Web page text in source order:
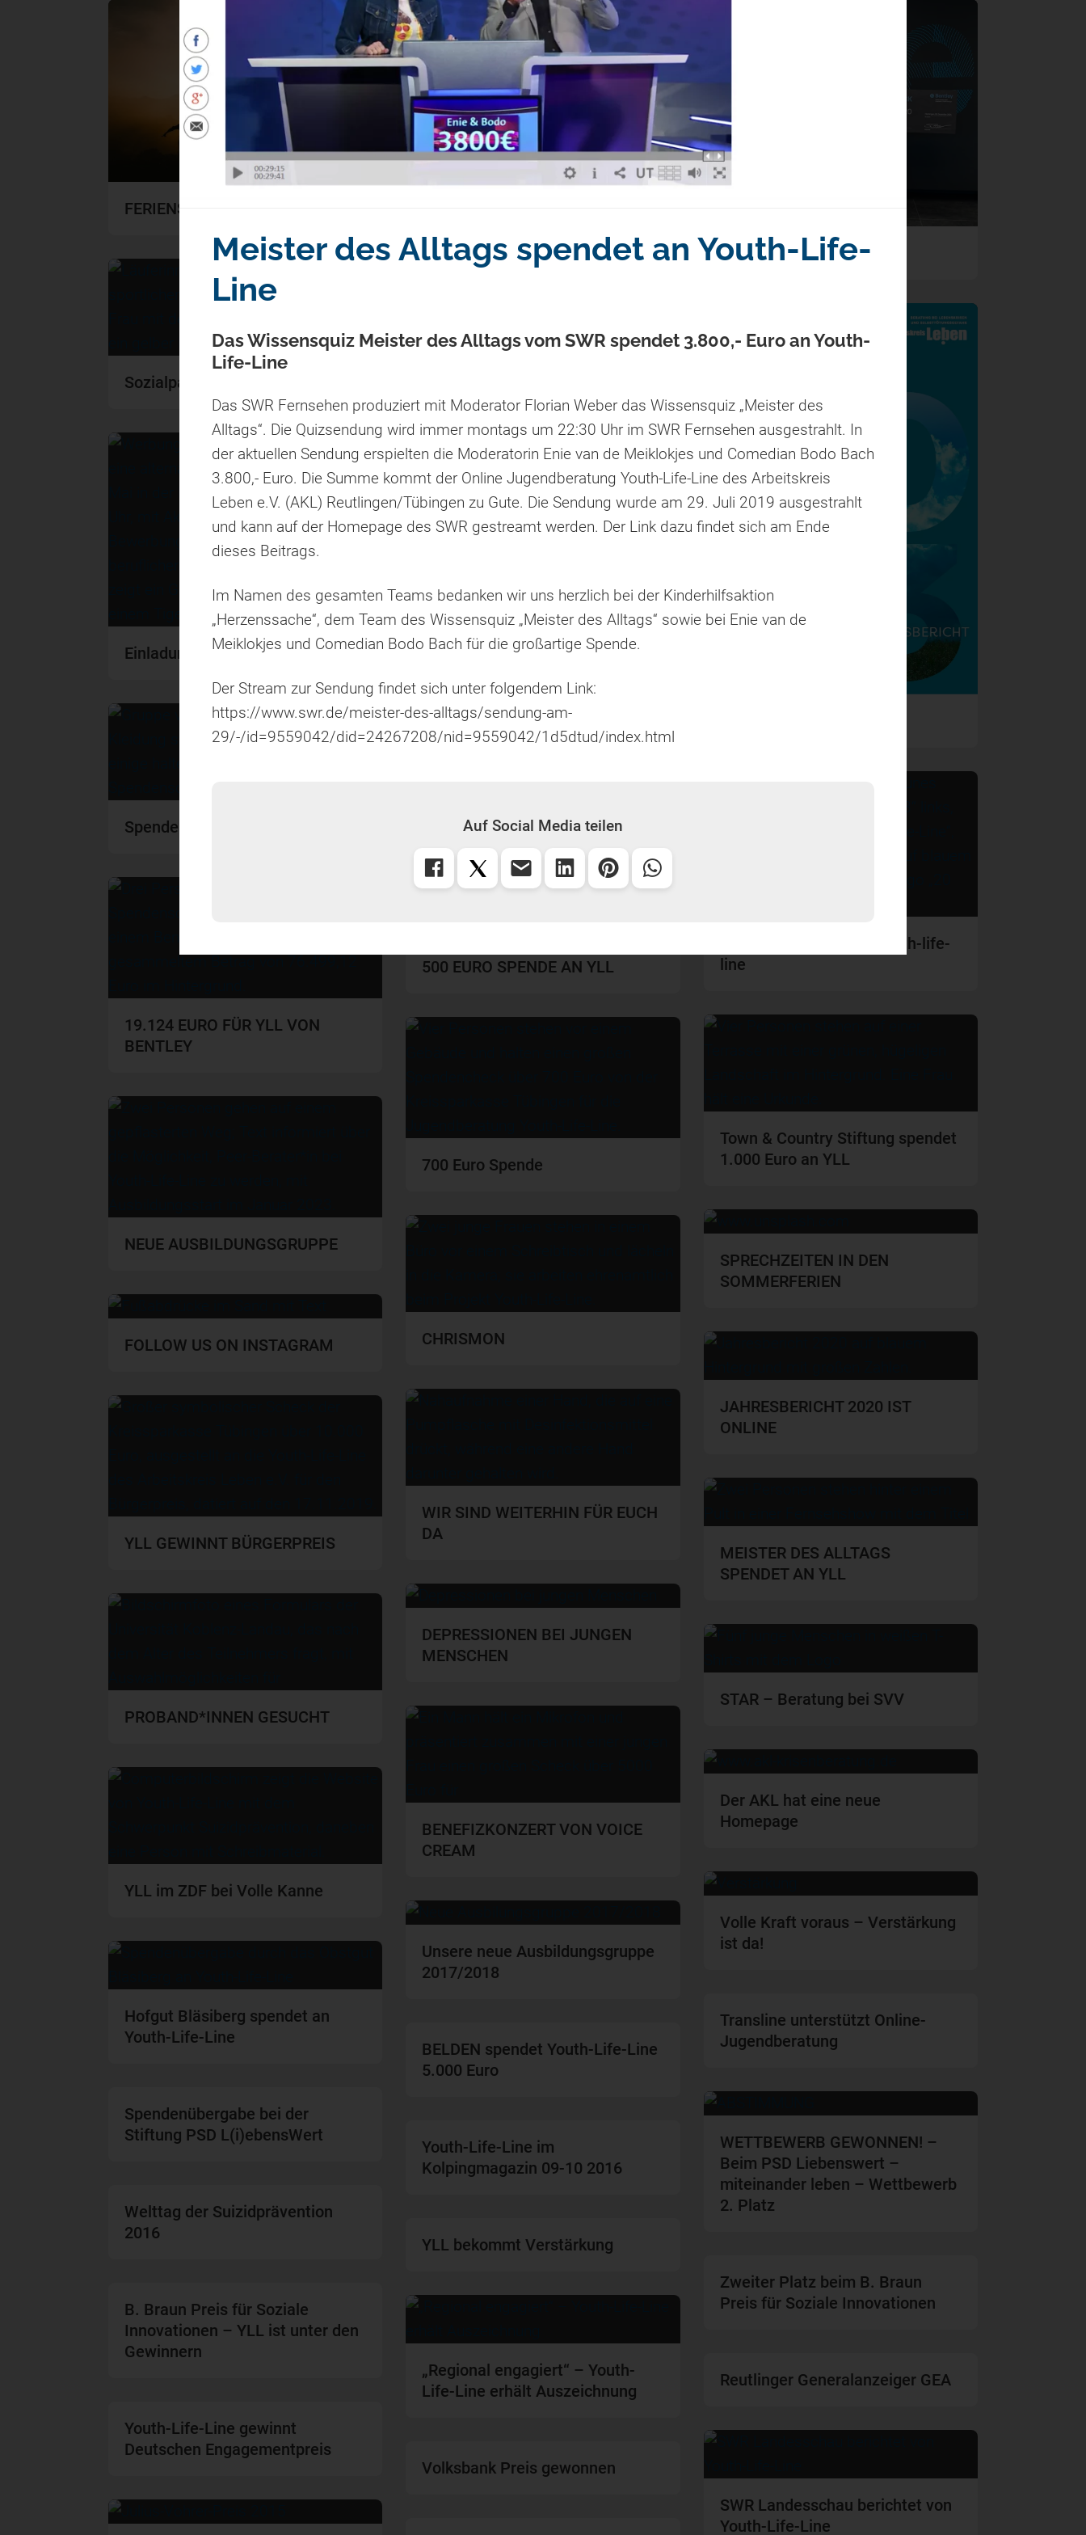
FERIENSPRECHZEITEN
Wir suchen DICH! Werde Teil des
Teams.
DANKE, BENTLEY!
Sozialpartner Erbe Lauf 2024
Neue Flyer, Aufkleber und
Visitenkarten
Einladung zum Tigers Career Day
Spendenübergabe
20-jähriges Jubiläum Youth-life-
line
19.124 EURO FÜR YLL VON
BENTLEY
500 EURO SPENDE AN YLL
Town & Country Stiftung spendet
1.000 Euro an YLL
700 Euro Spende
NEUE AUSBILDUNGSGRUPPE
SPRECHZEITEN IN DEN
SOMMERFERIEN
CHRISMON
FOLLOW US ON INSTAGRAM
JAHRESBERICHT 2020 IST
ONLINE
WIR SIND WEITERHIN FÜR EUCH
DA
YLL GEWINNT BÜRGERPREIS
MEISTER DES ALLTAGS
SPENDET AN YLL
DEPRESSIONEN BEI JUNGEN
MENSCHEN
PROBAND*INNEN GESUCHT
STAR – Beratung bei SVV
BENEFIZKONZERT VON VOICE
CREAM
Der AKL hat eine neue
Homepage
YLL im ZDF bei Volle Kanne
Volle Kraft voraus – Verstärkung
ist da!
Unsere neue Ausbildungsgruppe
2017/2018
Hofgut Bläsiberg spendet an
Youth-Life-Line
Transline unterstützt Online-
Jugendberatung
BELDEN spendet Youth-Life-Line
5.000 Euro
Spendenübergabe bei der
Stiftung PSD L(i)ebensWert
WETTBEWERB GEWONNEN! –
Beim PSD Liebenswert –
miteinander leben – Wettbewerb
2. Platz
Youth-Life-Line im
Kolpingmagazin 09-10 2016
Welttag der Suizidprävention
2016
YLL bekommt Verstärkung
Zweiter Platz beim B. Braun
Preis für Soziale Innovationen
B. Braun Preis für Soziale
Innovationen – YLL ist unter den
Gewinnern
„Regional engagiert“ – Youth-
Life-Line erhält Auszeichnung
Reutlinger Generalanzeiger GEA
Youth-Life-Line gewinnt
Deutschen Engagementpreis
SWR Landesschau berichtet von
Youth-Life-Line
Volksbank Preis gewonnen
Meister des Alltags spendet an Youth-Life-
Line
Das Wissensquiz Meister des Alltags vom SWR spendet 3.800,- Euro an Youth-
Life-Line
Das SWR Fernsehen produziert mit Moderator Florian Weber das Wissensquiz „Meister des
Alltags“. Die Quizsendung wird immer montags um 22:30 Uhr im SWR Fernsehen ausgestrahlt. In
der aktuellen Sendung erspielten die Moderatorin Enie van de Meiklokjes und Comedian Bodo Bach
3.800,- Euro. Die Summe kommt der Online Jugendberatung Youth-Life-Line des Arbeitskreis
Leben e.V. (AKL) Reutlingen/Tübingen zu Gute. Die Sendung wurde am 29. Juli 2019 ausgestrahlt
und kann auf der Homepage des SWR gestreamt werden. Der Link dazu findet sich am Ende
dieses Beitrags.
Im Namen des gesamten Teams bedanken wir uns herzlich bei der Kinderhilfsaktion
„Herzenssache“, dem Team des Wissensquiz „Meister des Alltags“ sowie bei Enie van de
Meiklokjes und Comedian Bodo Bach für die großartige Spende.
Der Stream zur Sendung findet sich unter folgendem Link:
https://www.swr.de/meister-des-alltags/sendung-am-
29/-/id=9559042/did=24267208/nid=9559042/1d5dtud/index.html
Auf Social Media teilen